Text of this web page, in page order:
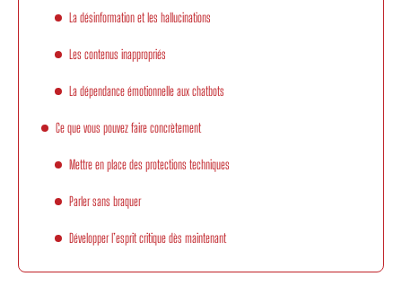
La désinformation et les hallucinations
Les contenus inappropriés
La dépendance émotionnelle aux chatbots
Ce que vous pouvez faire concrètement
Mettre en place des protections techniques
Parler sans braquer
Développer l’esprit critique dès maintenant